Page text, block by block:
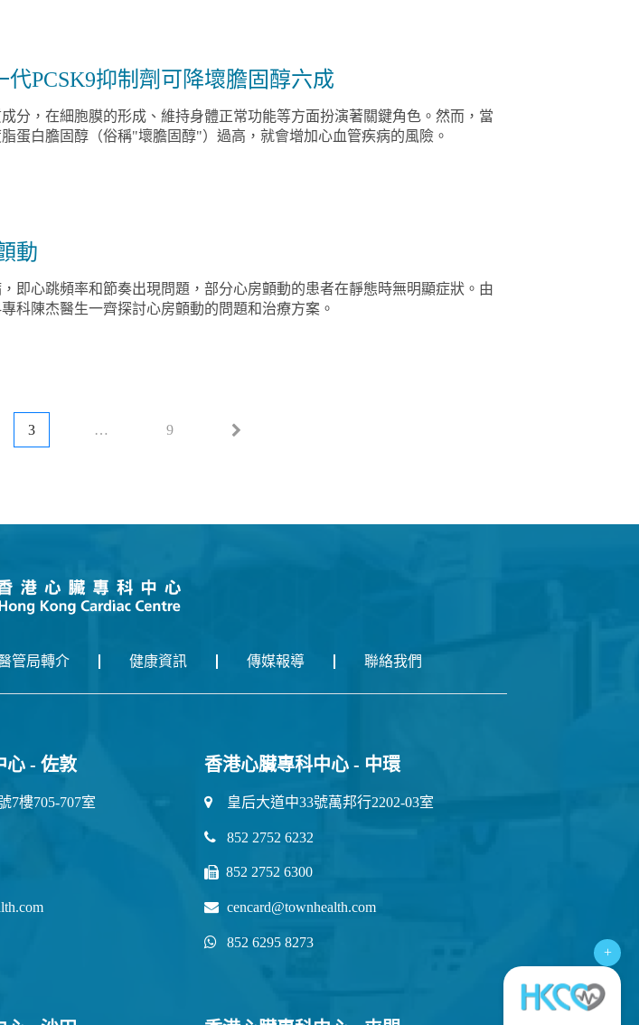
PCSK9抑制劑可降壞膽固醇六成
分，在細胞膜的形成、維持身體正常功能等方面扮演著關鍵角色。然而，當
蛋白膽固醇（俗稱"壞膽固醇"）過高，就會增加心血管疾病的風險。
動
即心跳頻率和節奏出現問題，部分心房顫動的患者在靜態時無明顯症狀。由
科陳杰醫生一齊探討心房顫動的問題和治療方案。
3 … 9
+
管局轉介 健康資訊 傳媒報導 聯絡我們
心 - 佐敦
7樓705-707室
香港心臟專科中心 - 中環
皇后大道中33號萬邦行2202-03室
852 2752 6232
852 2752 6300
cencard@townhealth.com
852 6295 8273